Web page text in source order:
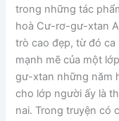
trong những tác
hoà Cư-rơ-gư-xtan
trò cao đẹp, từ đó
mạnh mẽ của một
gư-xtan những năm
cho lớp người ấy là
nai. Trong truyện có